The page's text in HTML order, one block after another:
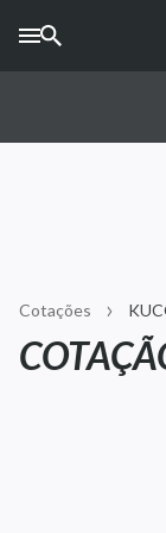
AGROTIMES
Newsletters
Money Trader
Cotações